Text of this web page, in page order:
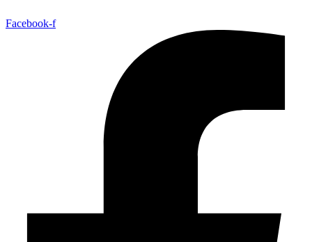
Facebook-f